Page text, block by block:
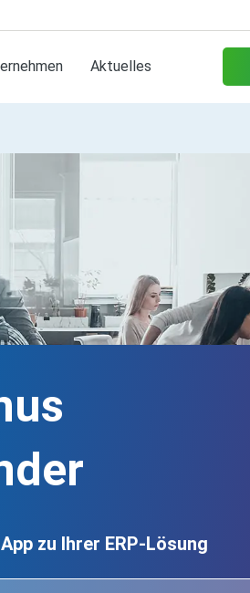
Aktuelles
zu Ihrer ERP-Lösung